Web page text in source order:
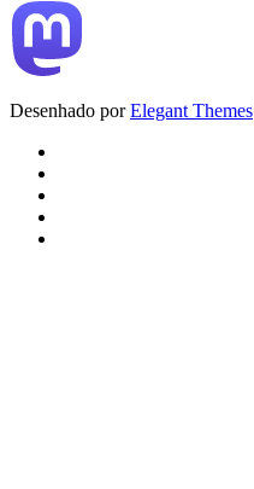
Desenhado porElegant Themes